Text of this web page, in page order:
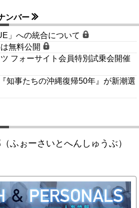
ンバー
」への統合について
無料公開
フォーサイト会員特別試乗会開催
知事たちの沖縄復帰50年』が新潮選
ふぉーさいとへんしゅうぶ）